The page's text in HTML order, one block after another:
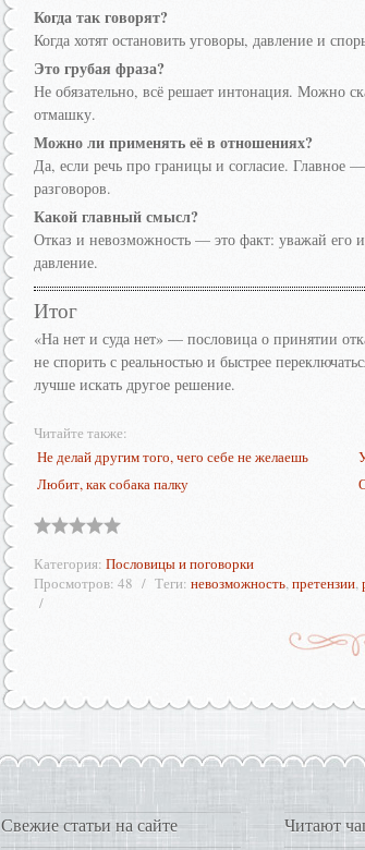
Когда так говорят?
Когда хотят остановить уговоры, давление и
Это грубая фраза?
Не обязательно, всё решает интонация. Можно
отмашку.
Можно ли применять её в отношениях?
Да, если речь про границы и согласие. Главное
разговоров.
Какой главный смысл?
Отказ и невозможность — это факт: уважай его
давление.
Итог
«На нет и суда нет» — пословица о принятии
не спорить с реальностью и быстрее
лучше искать другое решение.
Читайте также:
Не делай другим того, чего себе не желаешь
Любит, как собака палку
Категория: Пословицы и поговорки
Просмотров: 48 Теги: невозможность,претензии,
Свежие статьи на сайте Читают